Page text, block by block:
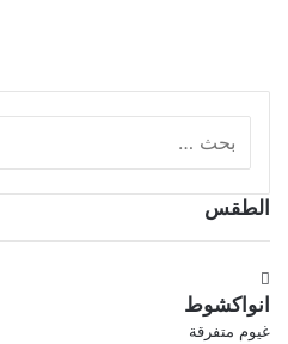
عن:
الطقس
انواكشوط
غيوم متفرقة